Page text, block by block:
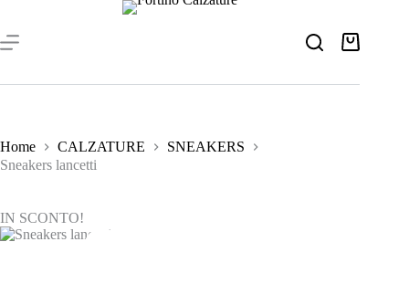
contenuto
Carrello
Home CALZATURE
SNEAKERS
Sneakers lancetti
IN SCONTO!